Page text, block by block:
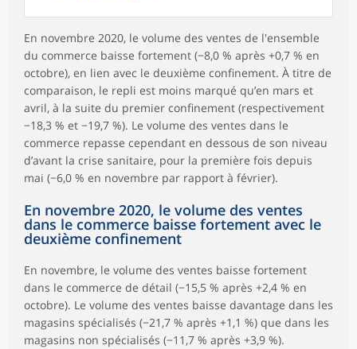
En novembre 2020, le volume des ventes de l'ensemble
du commerce baisse fortement (−8,0 % après +0,7 % en
octobre), en lien avec le deuxième confinement. À titre de
comparaison, le repli est moins marqué qu’en mars et
avril, à la suite du premier confinement (respectivement
−18,3 % et −19,7 %). Le volume des ventes dans le
commerce repasse cependant en dessous de son niveau
d’avant la crise sanitaire, pour la première fois depuis
mai (−6,0 % en novembre par rapport à février).
En novembre 2020, le volume des ventes
dans le commerce baisse fortement avec le
deuxième confinement
En novembre, le volume des ventes baisse fortement
dans le commerce de détail (−15,5 % après +2,4 % en
octobre). Le volume des ventes baisse davantage dans les
magasins spécialisés (−21,7 % après +1,1 %) que dans les
magasins non spécialisés (−11,7 % après +3,9 %).